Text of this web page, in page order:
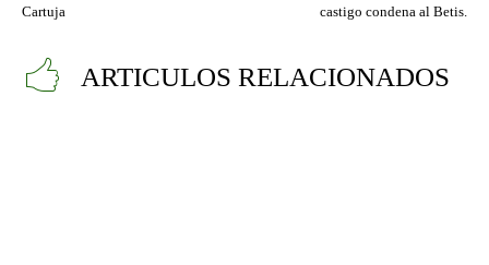
Cartuja
castigo condena al Betis.
ARTICULOS RELACIONADOS